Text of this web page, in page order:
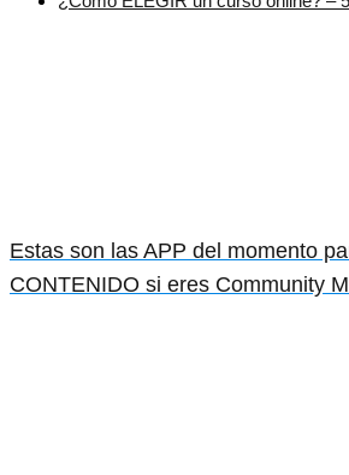
Estas son las APP del momento
CONTENIDO si eres Community